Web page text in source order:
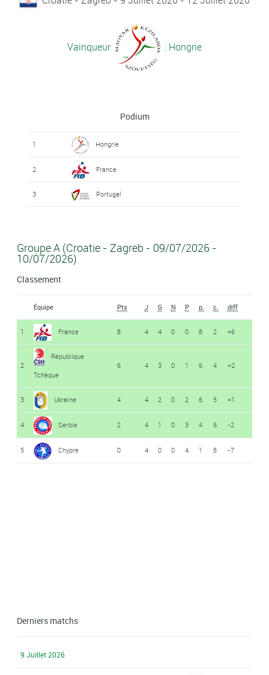
Vainqueur : Hongrie
Podium
1 Hongrie
2 France
3 Portugal
Groupe A (Croatie - Zagreb - 09/07/2026 -
10/07/2026)
Classement
Équipe Pts J G N P p. c. diff
1 France 8 4 4 0 0 8 2 +6
2
République
Tchèque
6 4 3 0 1 6 4 +2
3 Ukraine 4 4 2 0 2 6 5 +1
4 Serbie 2 4 1 0 3 4 6 -2
5 Chypre 0 4 0 0 4 1 8 -7
Derniers matchs
9 Juillet 2026